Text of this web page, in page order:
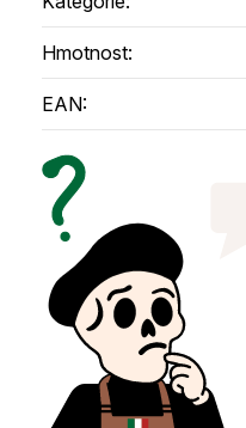
Hmotnost:
EAN: